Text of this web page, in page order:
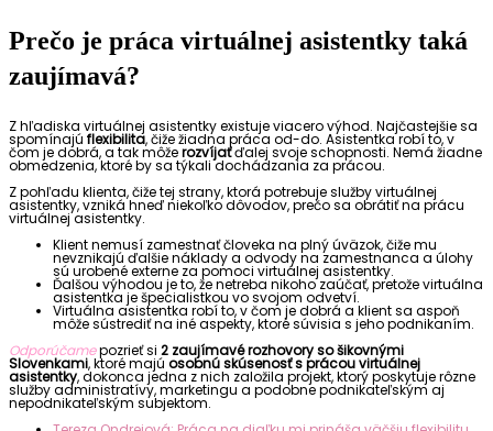
Prečo je práca virtuálnej asistentky taká
zaujímavá?
Z hľadiska virtuálnej asistentky existuje viacero výhod. Najčastejšie sa
spomínajú flexibilita, čiže žiadna práca od-do. Asistentka robí to, v
čom je dobrá, a tak môžerozvíjaťďalej svoje schopnosti. Nemá žiadne
obmedzenia, ktoré by sa týkali dochádzania za prácou.
Z pohľadu klienta, čiže tej strany, ktorá potrebuje služby virtuálnej
asistentky, vzniká hneď niekoľko dôvodov, prečo sa obrátiť na prácu
virtuálnej asistentky.
Klient nemusí zamestnať človeka na plný úväzok, čiže mu
nevznikajú ďalšie náklady a odvody na zamestnanca a úlohy
sú urobené externe za pomoci virtuálnej asistentky.
Ďalšou výhodou je to, že netreba nikoho zaúčať, pretože virtuálna
asistentka je špecialistkou vo svojom odvetví.
Virtuálna asistentka robí to, v čom je dobrá a klient sa aspoň
môže sústrediť na iné aspekty, ktoré súvisia s jeho podnikaním.
Odporúčamepozrieť si 2 zaujímavé rozhovory so šikovnými
Slovenkami, ktoré majú osobnú skúsenosť s prácou virtuálnej
asistentky, dokonca jedna z nich založila projekt, ktorý poskytuje rôzne
služby administratívy, marketingu a podobne podnikateľským aj
nepodnikateľským subjektom.